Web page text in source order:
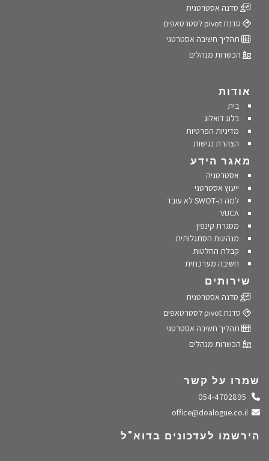
סדנה אסטרטגית
סדנת pivot לסטרטאפים
תהליך חשיבה אסטרטגי
הכשרות מנהלים
אודות
בית
בלוג דואלוג
מדיניות הפרטיות
הצהרת נגישות
מאגר הידע
אסטרטגיה
ייעוץ אסטרטגי
למה ה-SWOT לא עובד
VUCA
מסגרת קינפין
מנהיגות הסתגלותית
קבלת החלטות
חשיבה מערכתית
שירותים
סדנה אסטרטגית
סדנת pivot לסטרטאפים
תהליך חשיבה אסטרטגי
הכשרות מנהלים
שמרו על קשר
התקשרו אלינו
שלחו מייל
הירשמו לעדכונים בדוא"ל